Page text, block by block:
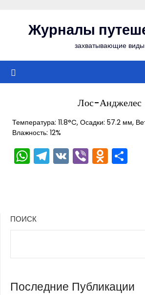
содержимомуЖурналы
захватывающие виды
Лос-Анджелес
Температура: 11.8°C, Осадки: 57.2 мм,
Влажность: 12%
WhatsApp
Telegram
VKViber
ПОИСК
Последние Публикации